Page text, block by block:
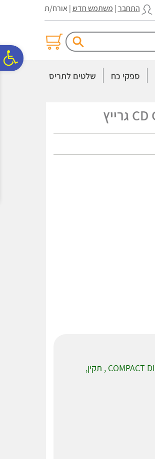
נגישות
אתר
המרכזי
התחבר| משתמש חדש| אורח/ת
ספקי כח שלטים לתריס
, תקין,